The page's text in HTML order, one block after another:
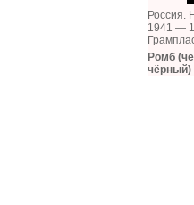
Россия.
1941 —
Ромб
чёрный)